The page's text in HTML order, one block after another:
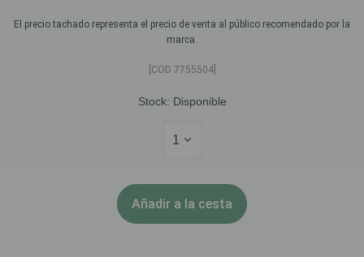
El precio tachado representa el precio de venta al público recomendado por la
marca.
[COD 7755504]
Stock: Disponible
1
Añadir a la cesta